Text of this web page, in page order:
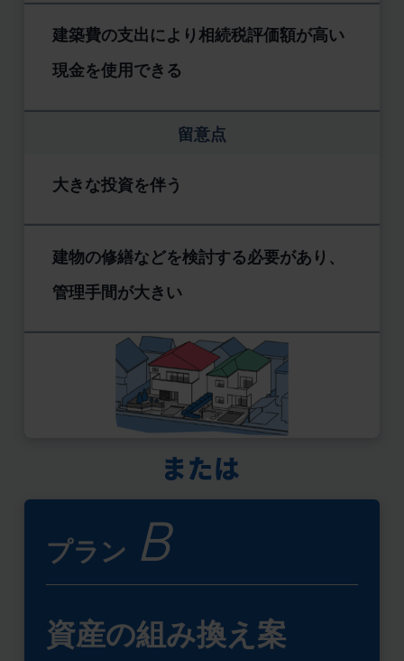
建築費の支出により相続税評価額が高い
現金を使用できる
留意点
大きな投資を伴う
建物の修繕などを検討する必要があり、
管理手間が大きい
プラン B
資産の組み換え案